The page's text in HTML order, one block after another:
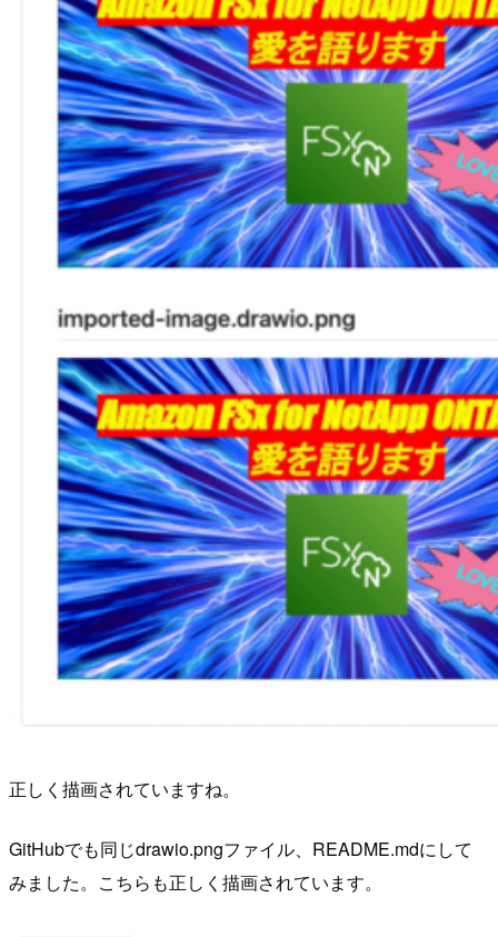
正しく描画されていますね。
GitHubでも同じdrawio.pngファイル、README.mdにして
みました。こちらも正しく描画されています。